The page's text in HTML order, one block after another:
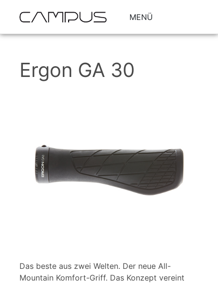
MENÜ
Ergon GA 30
Das beste aus zwei Welten. Der neue All-
Mountain Komfort-Griff. Das Konzept vereint